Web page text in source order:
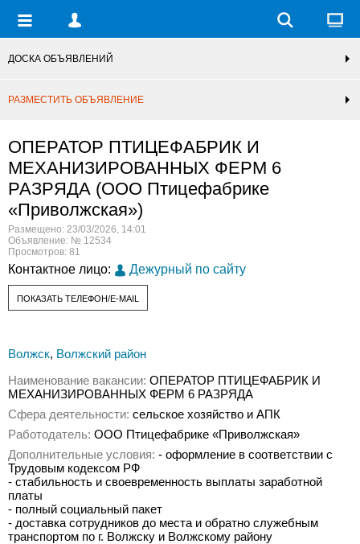
ДОСКА ОБЪЯВЛЕНИЙ
РАЗМЕСТИТЬ ОБЪЯВЛЕНИЕ
ОПЕРАТОР ПТИЦЕФАБРИК И
МЕХАНИЗИРОВАННЫХ ФЕРМ 6
РАЗРЯДА (ООО Птицефабрике
«Приволжская»)
Размещено: 23/03/2026, 14:01
Объявление: № 12534
Просмотров: 81
Контактное лицо: Дежурный по сайту
ПОКАЗАТЬ ТЕЛЕФОН/E-MAIL
Волжск, Волжский район
Наименование вакансии: ОПЕРАТОР ПТИЦЕФАБРИК И
МЕХАНИЗИРОВАННЫХ ФЕРМ 6 РАЗРЯДА
Сфера деятельности: сельское хозяйство и АПК
Работодатель: ООО Птицефабрике «Приволжская»
Дополнительные условия: - оформление в соответствии с
Трудовым кодексом РФ
- стабильность и своевременность выплаты заработной
платы
- полный социальный пакет
- доставка сотрудников до места и обратно служебным
транспортом по г. Волжску и Волжскому району